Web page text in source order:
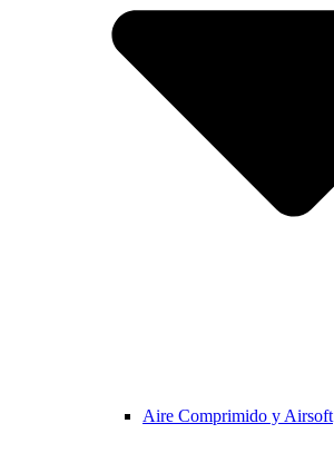
Aire Comprimido y Airsoft